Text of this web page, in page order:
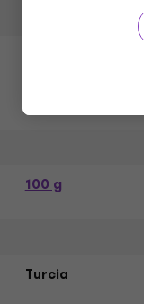
100 g
Turcia